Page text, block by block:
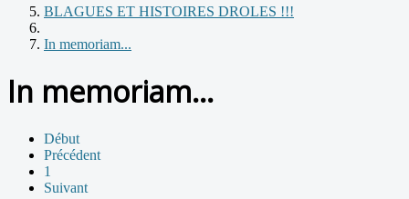
BLAGUES ET HISTOIRES DROLES !!!
In memoriam...
In memoriam...
Début
Précédent
1
Suivant